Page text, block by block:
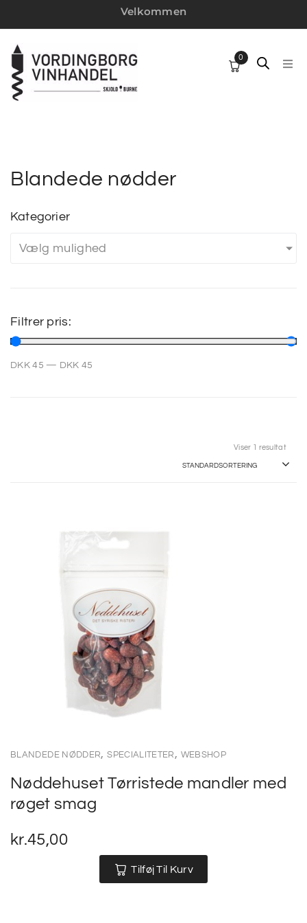
Velkommen
0
Blandede nødder
Kategorier
Vælg mulighed
Filtrer pris:
DKK 45 — DKK 45
Viser 1 resultat
BLANDEDE NØDDER,SPECIALITETER , WEBSHOP
Nøddehuset Tørristede mandler med
røget smag
kr.45,00
Tilføj Til Kurv